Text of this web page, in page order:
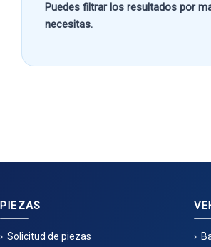
Puedes filtrar los resultados por
necesitas.
PIEZAS
Solicitud de piezas